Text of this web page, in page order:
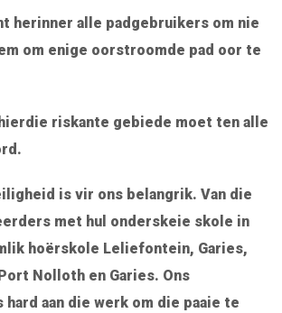
herinner alle padgebruikers om nie
om enige oorstroomde pad oor te
hierdie riskante gebiede moet ten alle
is vir ons belangrik. Van die
met hul onderskeie skole in
hoërskole Leliefontein, Garies,
Nolloth en Garies. Ons
aan die werk om die paaie te